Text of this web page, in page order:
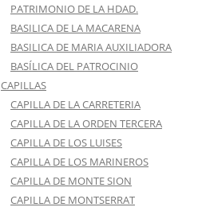
PATRIMONIO DE LA HDAD.
BASILICA DE LA MACARENA
BASILICA DE MARIA AUXILIADORA
BASÍLICA DEL PATROCINIO
CAPILLAS
CAPILLA DE LA CARRETERIA
CAPILLA DE LA ORDEN TERCERA
CAPILLA DE LOS LUISES
CAPILLA DE LOS MARINEROS
CAPILLA DE MONTE SION
CAPILLA DE MONTSERRAT